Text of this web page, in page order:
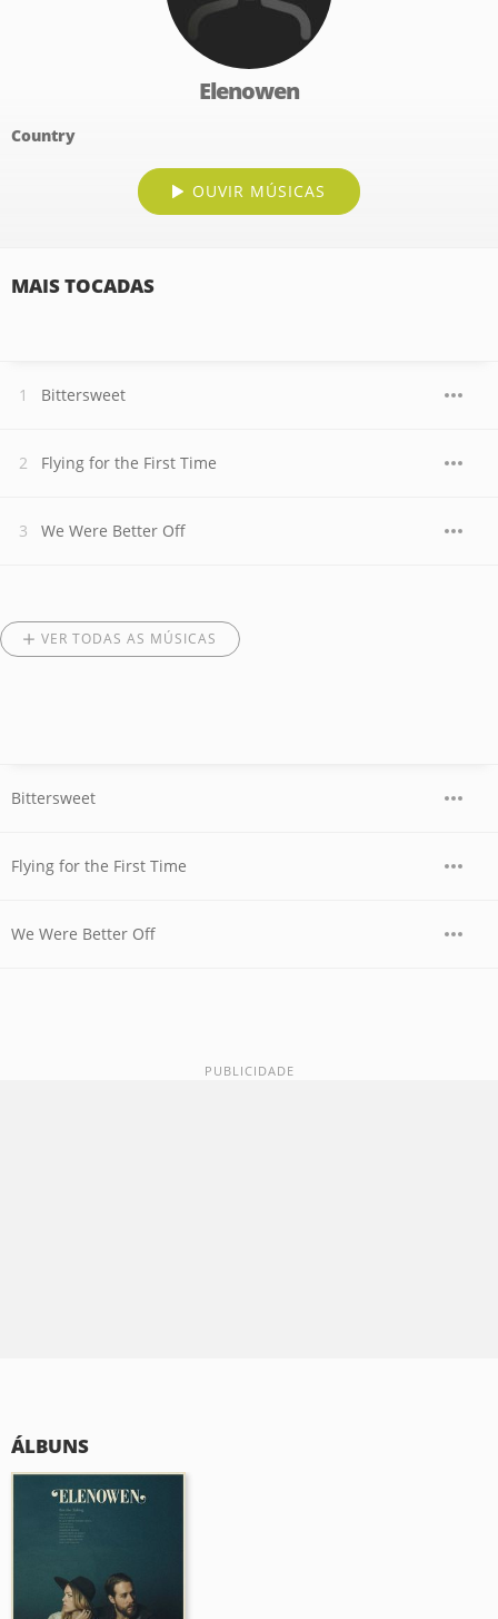
Elenowen
Country
OUVIR MÚSICAS
MAIS TOCADAS
Bittersweet
Flying for the First Time
We Were Better Off
VER TODAS AS MÚSICAS
Bittersweet
Flying for the First Time
We Were Better Off
ÁLBUNS